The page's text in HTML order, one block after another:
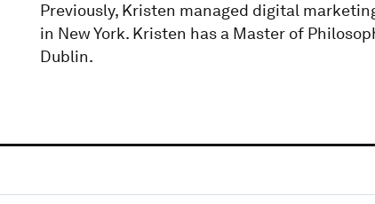
Previously, Kristen managed digital
in New York. Kristen has a Master of
Dublin.